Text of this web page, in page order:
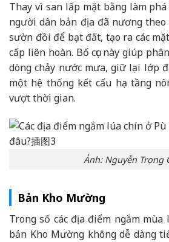
Thay vì san lấp mặt bằng làm
người dân bản địa đã nương
sườn đồi để bạt đất, tạo ra các
cấp liên hoàn. Bố cục này giúp
dòng chảy nước mưa, giữ lại lớp
một hệ thống kết cấu hạ tầng
vượt thời gian.
Ảnh: Nguyễn Trọng
Bản Kho Mường
Trong số các địa điểm ngắm mùa
bản Kho Mường không dễ dàng